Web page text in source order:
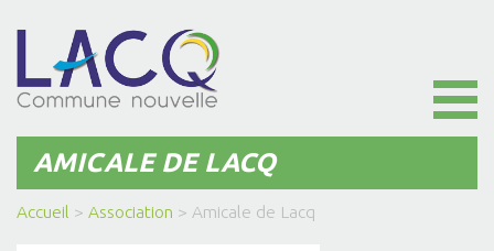
AMICALE DE LACQ
Accueil > Association > Amicale de Lacq